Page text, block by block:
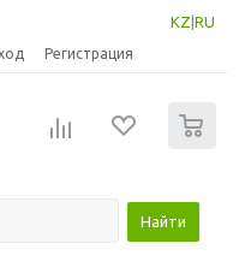
KZ RU
Регистрация
Найти